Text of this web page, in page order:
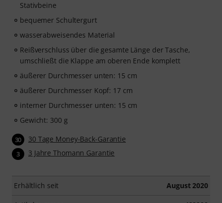
Stativbeine
bequemer Schultergurt
wasserabweisendes Material
Reißverschluss über die gesamte Länge der Tasche,
umschließt die Klappe am oberen Ende komplett
äußerer Durchmesser unten: 15 cm
äußerer Durchmesser Kopf: 17 cm
interner Durchmesser unten: 15 cm
Gewicht: 300 g
30 30 Tage Money-Back-Garantie
3 3 Jahre Thomann Garantie
Erhältlich seit August 2020